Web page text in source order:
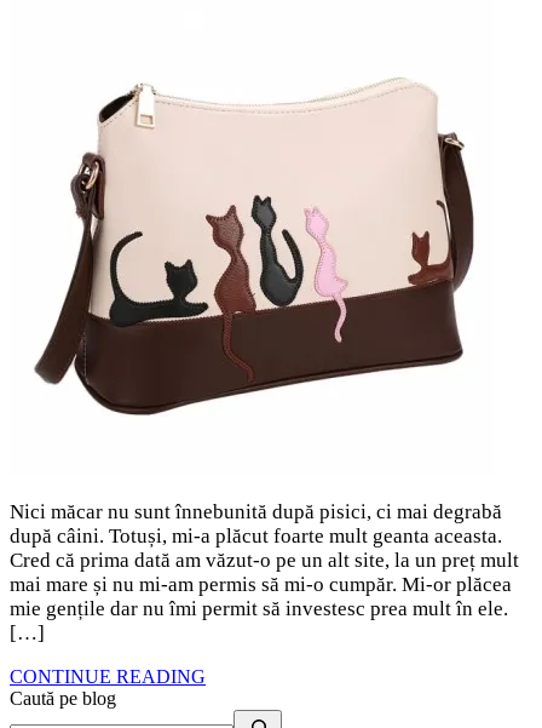
Nici măcar nu sunt înnebunită după pisici, ci mai degrabă
după câini. Totuși, mi-a plăcut foarte mult geanta aceasta.
Cred că prima dată am văzut-o pe un alt site, la un preț mult
mai mare și nu mi-am permis să mi-o cumpăr. Mi-or plăcea
mie gențile dar nu îmi permit să investesc prea mult în ele.
[…]
CONTINUE READING
Caută pe blog